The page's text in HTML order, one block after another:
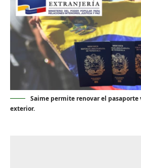
Saime permite renovar el pasaporte
exterior.